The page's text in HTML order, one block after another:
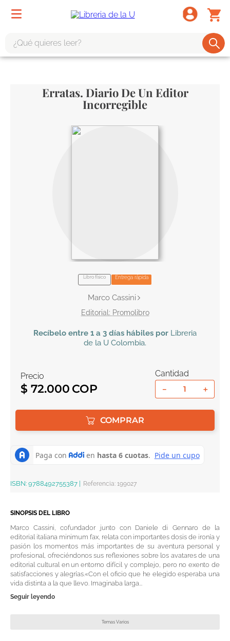
Erratas. Diario De Un Editor
Incorregible
Libro físico Entrega rápida
Marco Cassini
Promolibro
Recíbelo entre 1 a 3 días hábiles por Libreria
de la U Colombia.
Precio
$ 72.000
Cantidad
＋
－
COMPRAR
ISBN: 9788492755387 Referencia: 199027
SINOPSIS DEL LIBRO
Marco Cassini, cofundador junto con Daniele di Gennaro de la
editorial italiana minimum fax, relata con importantes dosis de ironía y
pasión los momentos más importantes de su aventura personal y
profesional, ofreciéndonos sus reflexiones sobre los avatares de una
editorial cultural en un entorno difícil y complejo, pero no exento de
satisfacciones y alegrías.«Con el oficio que he elegido esperaba una
vida distinta a la que llevo. Imaginaba larga...
Seguir leyendo
Temas Varios
edición especial